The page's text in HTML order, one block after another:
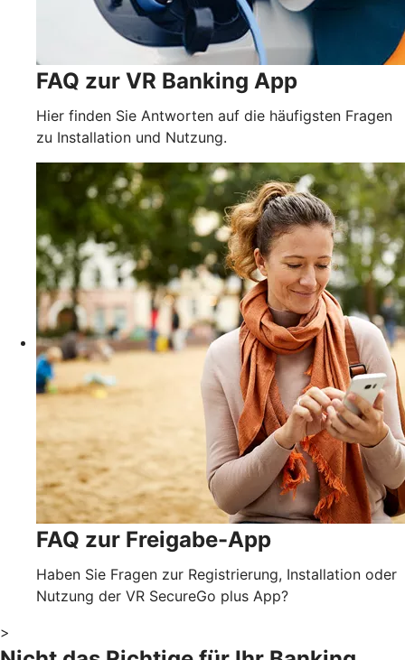
FAQ zur VR Banking App
Hier finden Sie Antworten auf die häufigsten Fragen
zu Installation und Nutzung.
FAQ zur Freigabe-App
Haben Sie Fragen zur Registrierung, Installation oder
Nutzung der VR SecureGo plus App?
>